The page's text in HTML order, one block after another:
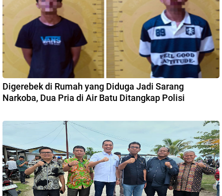
Digerebek di Rumah yang Diduga Jadi Sarang
Narkoba, Dua Pria di Air Batu Ditangkap Polisi